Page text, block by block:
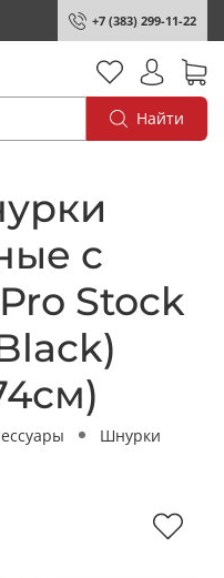
+7 (383) 299-11-22
Найти
с
Stock
Шнурки